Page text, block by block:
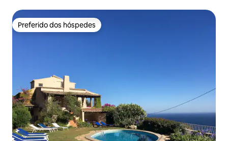
Preferido dos hóspedes
Preferido dos hóspedes